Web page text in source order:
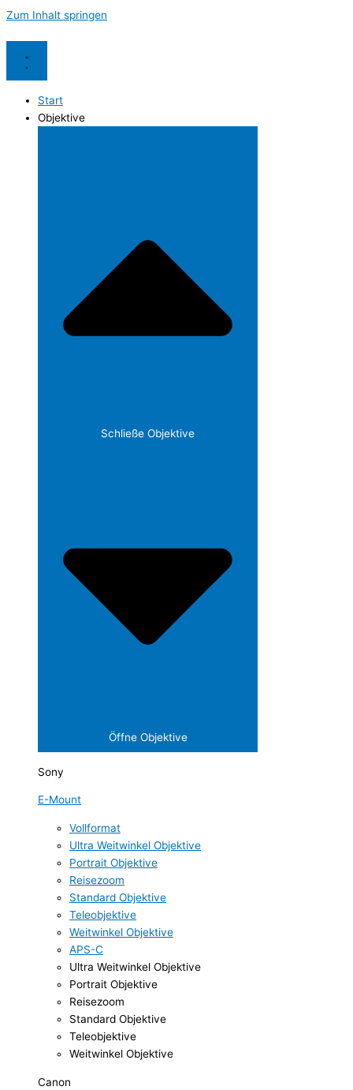
Zum Inhalt springen
Start
Objektive
Schließe Objektive
Öffne Objektive
Sony
E-Mount
Vollformat
Ultra Weitwinkel Objektive
Portrait Objektive
Reisezoom
Standard Objektive
Teleobjektive
Weitwinkel Objektive
APS-C
Ultra Weitwinkel Objektive
Portrait Objektive
Reisezoom
Standard Objektive
Teleobjektive
Weitwinkel Objektive
Canon